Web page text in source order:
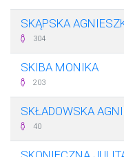
SKĄPSKA
304
SKIBA MONIKA
203
SKŁADOWSKA
40